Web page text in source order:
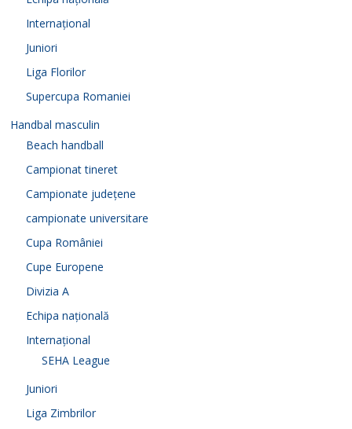
Internațional
Juniori
Liga Florilor
Supercupa Romaniei
Handbal masculin
Beach handball
Campionat tineret
Campionate județene
campionate universitare
Cupa României
Cupe Europene
Divizia A
Echipa națională
Internațional
SEHA League
Juniori
Liga Zimbrilor